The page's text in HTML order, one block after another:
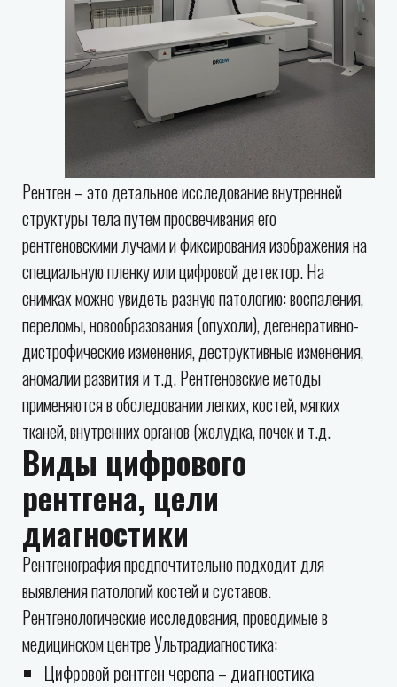
Рентген – это детальное исследование внутренней
структуры тела путем просвечивания его
рентгеновскими лучами и фиксирования изображения на
специальную пленку или цифровой детектор. На
снимках можно увидеть разную патологию: воспаления,
переломы, новообразования (опухоли), дегенеративно-
дистрофические изменения, деструктивные изменения,
аномалии развития и т.д. Рентгеновские методы
применяются в обследовании легких, костей, мягких
тканей, внутренних органов (желудка, почек и т.д.
Виды цифрового
рентгена, цели
диагностики
Рентгенография предпочтительно подходит для
выявления патологий костей и суставов.
Рентгенологические исследования, проводимые в
медицинском центре Ультрадиагностика:
Цифровой рентген черепа – диагностика